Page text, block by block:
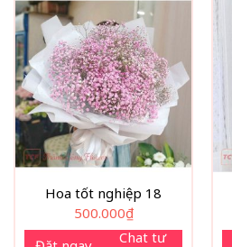
Hoa tốt nghiệp 18
500.000₫
Chat tư